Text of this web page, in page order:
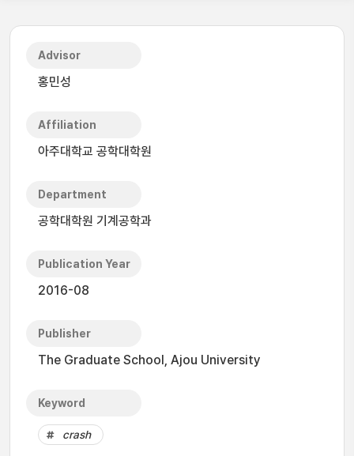
Advisor
홍민성
Affiliation
아주대학교 공학대학원
Department
공학대학원 기계공학과
Publication Year
2016-08
Publisher
The Graduate School, Ajou University
Keyword
crash